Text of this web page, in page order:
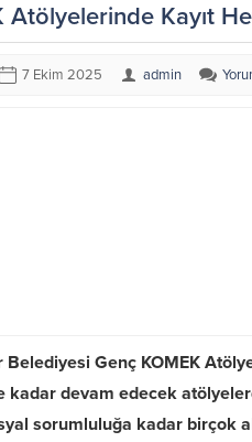
Atölyelerinde Kayıt
7 Ekim 2025 admin
Genç KOMEK
kadar devam edecek
sorumluluğa kadar birçok